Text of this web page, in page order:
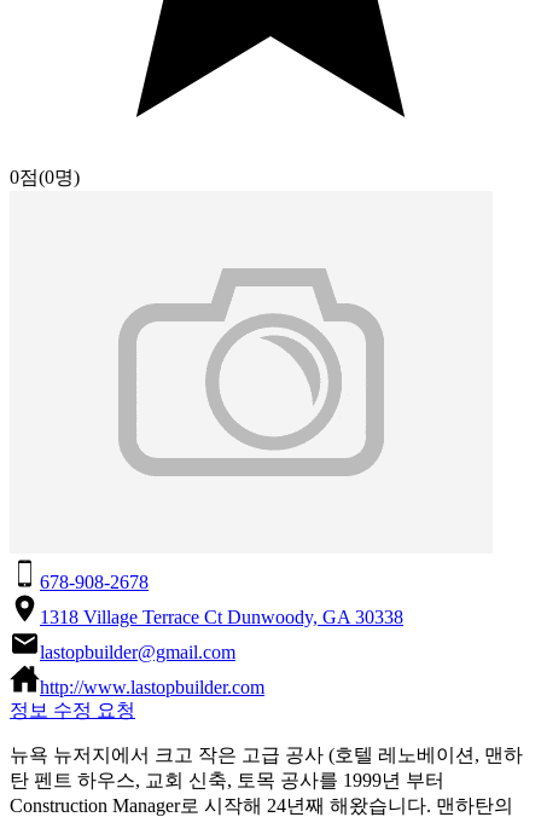
0점(0명)
678-908-2678
1318 Village Terrace Ct Dunwoody, GA 30338
lastopbuilder@gmail.com
http://www.lastopbuilder.com
정보 수정 요청
뉴욕 뉴저지에서 크고 작은 고급 공사 (호텔 레노베이션, 맨하
탄 펜트 하우스, 교회 신축, 토목 공사를 1999년 부터
Construction Manager로 시작해 24년째 해왔습니다. 맨하탄의